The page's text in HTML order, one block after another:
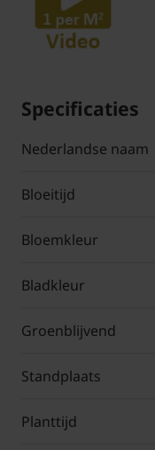
Specificaties
Nederlandse naam
Bloeitijd
Bloemkleur
Bladkleur
Groenblijvend
Standplaats
Planttijd